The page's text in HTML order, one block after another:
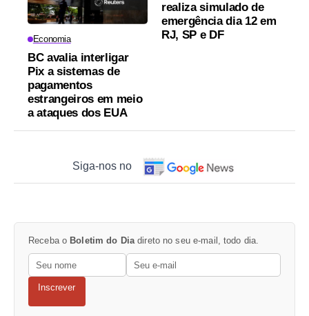
Economia
BC avalia interligar
Pix a sistemas de
pagamentos
estrangeiros em meio
a ataques dos EUA
realiza simulado de
emergência dia 12 em
RJ, SP e DF
Siga-nos no
Receba o Boletim do Dia direto no seu e-mail, todo dia.
Inscrever